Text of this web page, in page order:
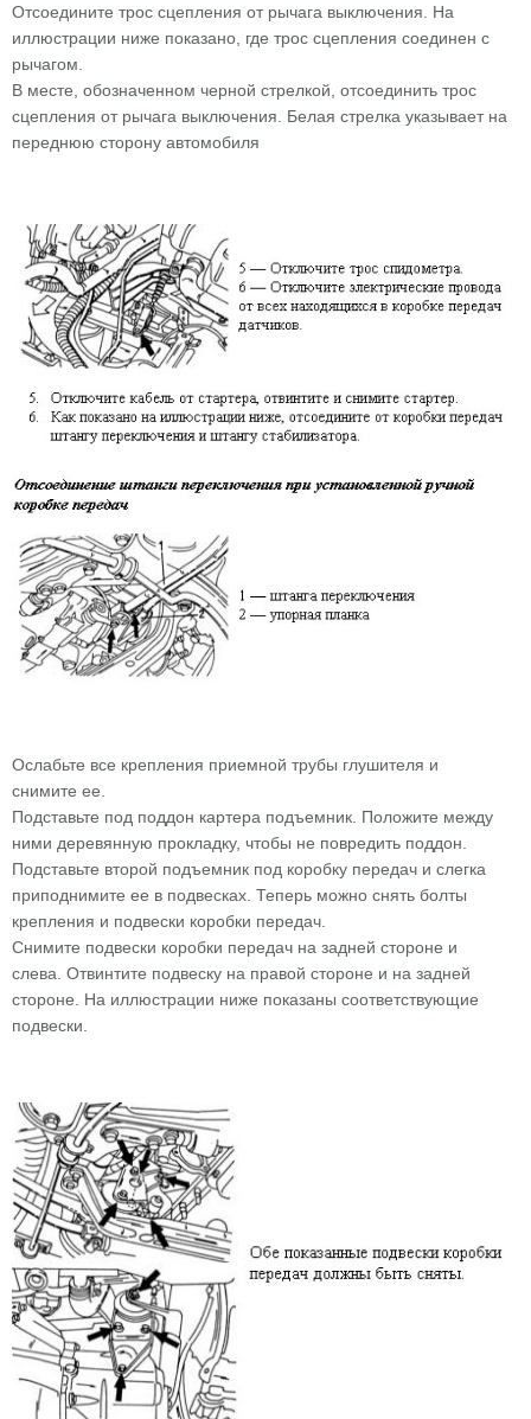
Отсоедините трос сцепления от рычага выключения. На
иллюстрации ниже показано, где трос сцепления соединен с
рычагом.
В месте, обозначенном черной стрелкой, отсоединить трос
сцепления от рычага выключения. Белая стрелка указывает на
переднюю сторону автомобиля
Ослабьте все крепления приемной трубы глушителя и
снимите ее.
Подставьте под поддон картера подъемник. Положите между
ними деревянную прокладку, чтобы не повредить поддон.
Подставьте второй подъемник под коробку передач и слегка
приподнимите ее в подвесках. Теперь можно снять болты
крепления и подвески коробки передач.
Снимите подвески коробки передач на задней стороне и
слева. Отвинтите подвеску на правой стороне и на задней
стороне. На иллюстрации ниже показаны соответствующие
подвески.